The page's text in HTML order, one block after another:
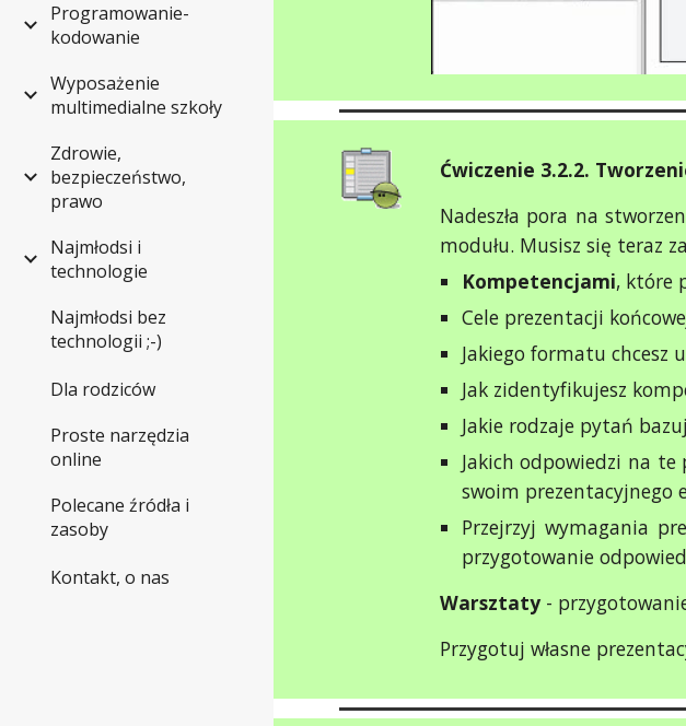
Programowanie-
kodowanie
Wyposażenie
multimedialne szkoły
Zdrowie,
bezpieczeństwo,
prawo
Najmłodsi i
technologie
Najmłodsi bez
technologii ;-)
Dla rodziców
Proste narzędzia
online
Polecane źródła i
zasoby
Kontakt, o nas
Ćwiczenie 3.2.2.
Nadeszła pora na
modułu. Musisz się teraz
Kompetencjami, które
Cele prezentacji
Jakiego formatu chcesz
Jak zidentyfikujesz
Jakie rodzaje pytań
Jakich odpowiedzi na
swoim prezentacyjnego
Przejrzyj wymagania
przygotowanie
Warsztaty-
Przygotuj własne